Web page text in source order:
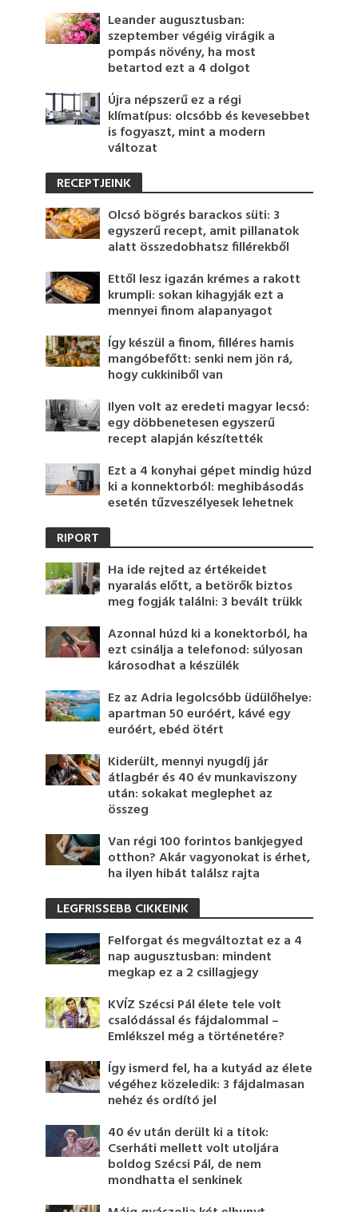
Leander augusztusban:
szeptember végéig virágik a
pompás növény, ha most
betartod ezt a 4 dolgot
Újra népszerű ez a régi
klímatípus: olcsóbb és kevesebbet
is fogyaszt, mint a modern
változat
RECEPTJEINK
Olcsó bögrés barackos süti: 3
egyszerű recept, amit pillanatok
alatt összedobhatsz fillérekből
Ettől lesz igazán krémes a rakott
krumpli: sokan kihagyják ezt a
mennyei finom alapanyagot
Így készül a finom, filléres hamis
mangóbefőtt: senki nem jön rá,
hogy cukkiniből van
Ilyen volt az eredeti magyar lecsó:
egy döbbenetesen egyszerű
recept alapján készítették
Ezt a 4 konyhai gépet mindig húzd
ki a konnektorból: meghibásodás
esetén tűzveszélyesek lehetnek
RIPORT
Ha ide rejted az értékeidet
nyaralás előtt, a betörők biztos
meg fogják találni: 3 bevált trükk
Azonnal húzd ki a konektorból, ha
ezt csinálja a telefonod: súlyosan
károsodhat a készülék
Ez az Adria legolcsóbb üdülőhelye:
apartman 50 euróért, kávé egy
euróért, ebéd ötért
Kiderült, mennyi nyugdíj jár
átlagbér és 40 év munkaviszony
után: sokakat meglephet az
összeg
Van régi 100 forintos bankjegyed
otthon? Akár vagyonokat is érhet,
ha ilyen hibát találsz rajta
LEGFRISSEBB CIKKEINK
Felforgat és megváltoztat ez a 4
nap augusztusban: mindent
megkap ez a 2 csillagjegy
KVÍZ Szécsi Pál élete tele volt
csalódással és fájdalommal –
Emlékszel még a történetére?
Így ismerd fel, ha a kutyád az élete
végéhez közeledik: 3 fájdalmasan
nehéz és ordító jel
40 év után derült ki a titok:
Cserháti mellett volt utoljára
boldog Szécsi Pál, de nem
mondhatta el senkinek